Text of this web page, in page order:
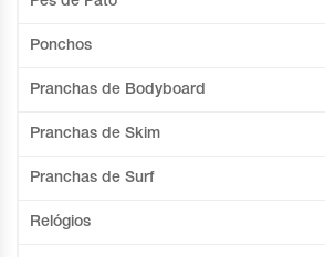
Ponchos
Pranchas de Bodyboard
Pranchas de Skim
Pranchas de Surf
Relógios